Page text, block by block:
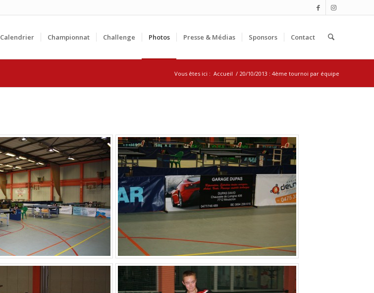
Calendrier Championnat Challenge Photos Presse & Médias Sponsors Contact
Vous êtes ici : Accueil / 20/10/2013 : 4ème tournoi par équipe